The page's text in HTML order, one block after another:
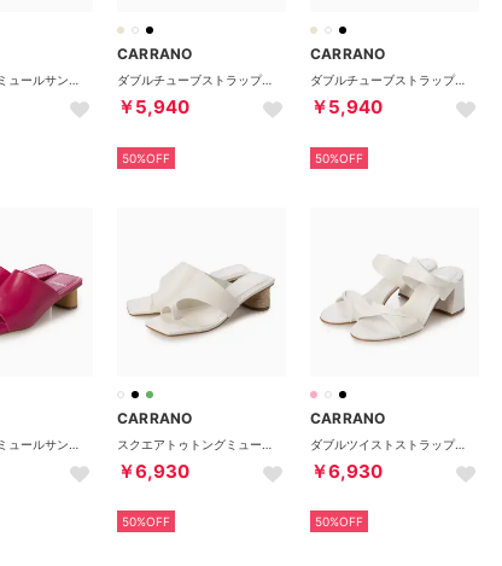
CARRANO
ダブルチューブストラップサンダル （ホワイト）
￥5,940
50%OFF
CARRANO
ダブルチューブストラップサンダル （ベージュ）
￥5,940
50%OFF
CARRANO
￥6,930
50%OFF
CARRANO
ダブルツイストストラップミュールサンダル （ホワイト）
￥6,930
50%OFF